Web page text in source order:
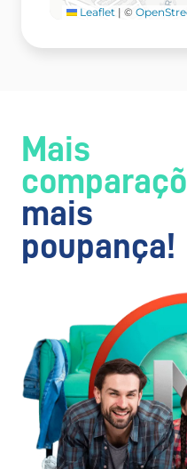
Leaflet | ©
Mais
mais
poupança!